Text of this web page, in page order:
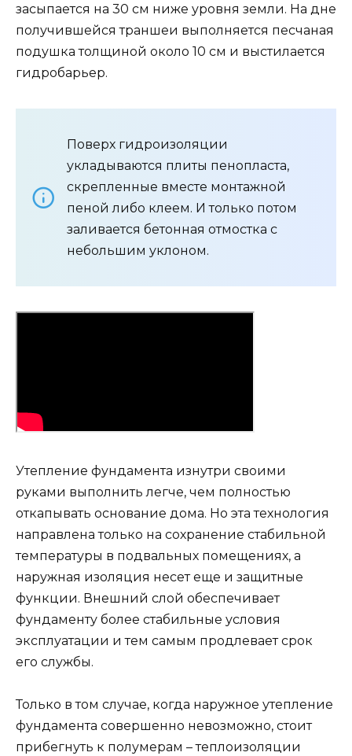
засыпается на 30 см ниже уровня земли. На дне
получившейся траншеи выполняется песчаная
подушка толщиной около 10 см и выстилается
гидробарьер.
Поверх гидроизоляции
укладываются плиты пенопласта,
скрепленные вместе монтажной
пеной либо клеем. И только потом
заливается бетонная отмостка с
небольшим уклоном.
Утепление фундамента изнутри своими
руками выполнить легче, чем полностью
откапывать основание дома. Но эта технология
направлена только на сохранение стабильной
температуры в подвальных помещениях, а
наружная изоляция несет еще и защитные
функции. Внешний слой обеспечивает
фундаменту более стабильные условия
эксплуатации и тем самым продлевает срок
его службы.
Только в том случае, когда наружное утепление
фундамента совершенно невозможно, стоит
прибегнуть к полумерам – теплоизоляции